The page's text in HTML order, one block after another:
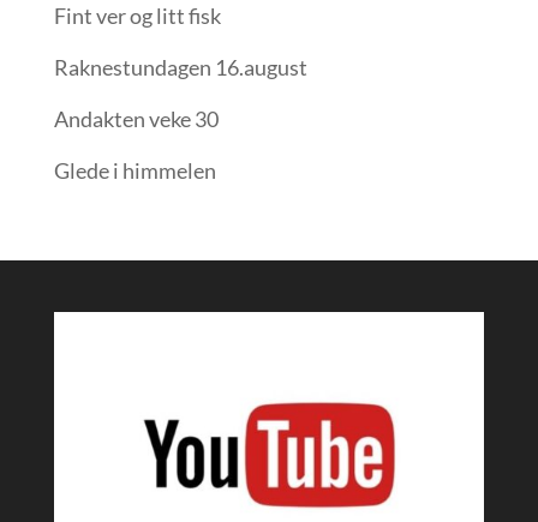
Fint ver og litt fisk
Raknestundagen 16.august
Andakten veke 30
Glede i himmelen